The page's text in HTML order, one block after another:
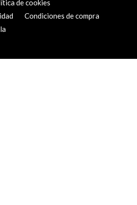
de cookies
Condiciones de compra